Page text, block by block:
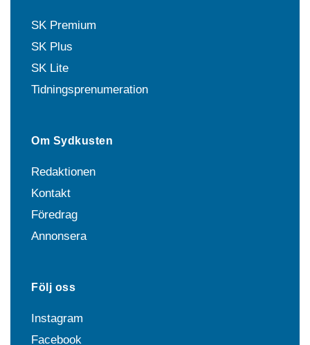
SK Premium
SK Plus
SK Lite
Tidningsprenumeration
Om Sydkusten
Redaktionen
Kontakt
Föredrag
Annonsera
Följ oss
Instagram
Facebook